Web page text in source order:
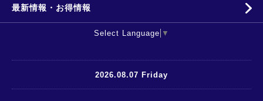
最新情報・お得情報
Select Language ▼
2026.08.07 Friday